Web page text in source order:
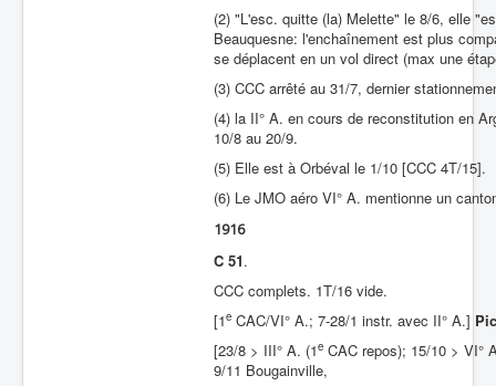
(2) "L'esc. quitte (la) Melette" le 8/6, elle
Beauquesne: l'enchaînement est plus
se déplacent en un vol direct (max une
(3) CCC arrêté au 31/7, dernier
(4) la II° A. en cours de reconstitution en
10/8 au 20/9.
(5) Elle est à Orbéval le 1/10 [CCC 4T/15].
(6) Le JMO aéro VI° A. mentionne un
1916
C 51.
CCC complets. 1T/16 vide.
[1e CAC/VI° A.; 7-28/1 instr. avec II° A.]
[23/8 > III° A. (1e CAC repos); 15/10 > VI°
9/11 Bougainville,